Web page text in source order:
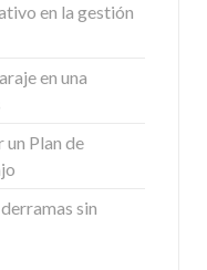
en la gestión
en una
Plan de
sin